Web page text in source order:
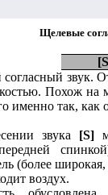
Щелевые
[S
согласный звук.
Похож на
именно так, как
звука [S]
(более
воздух.